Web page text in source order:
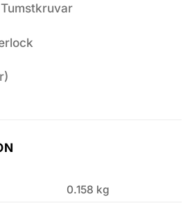
0.158 kg